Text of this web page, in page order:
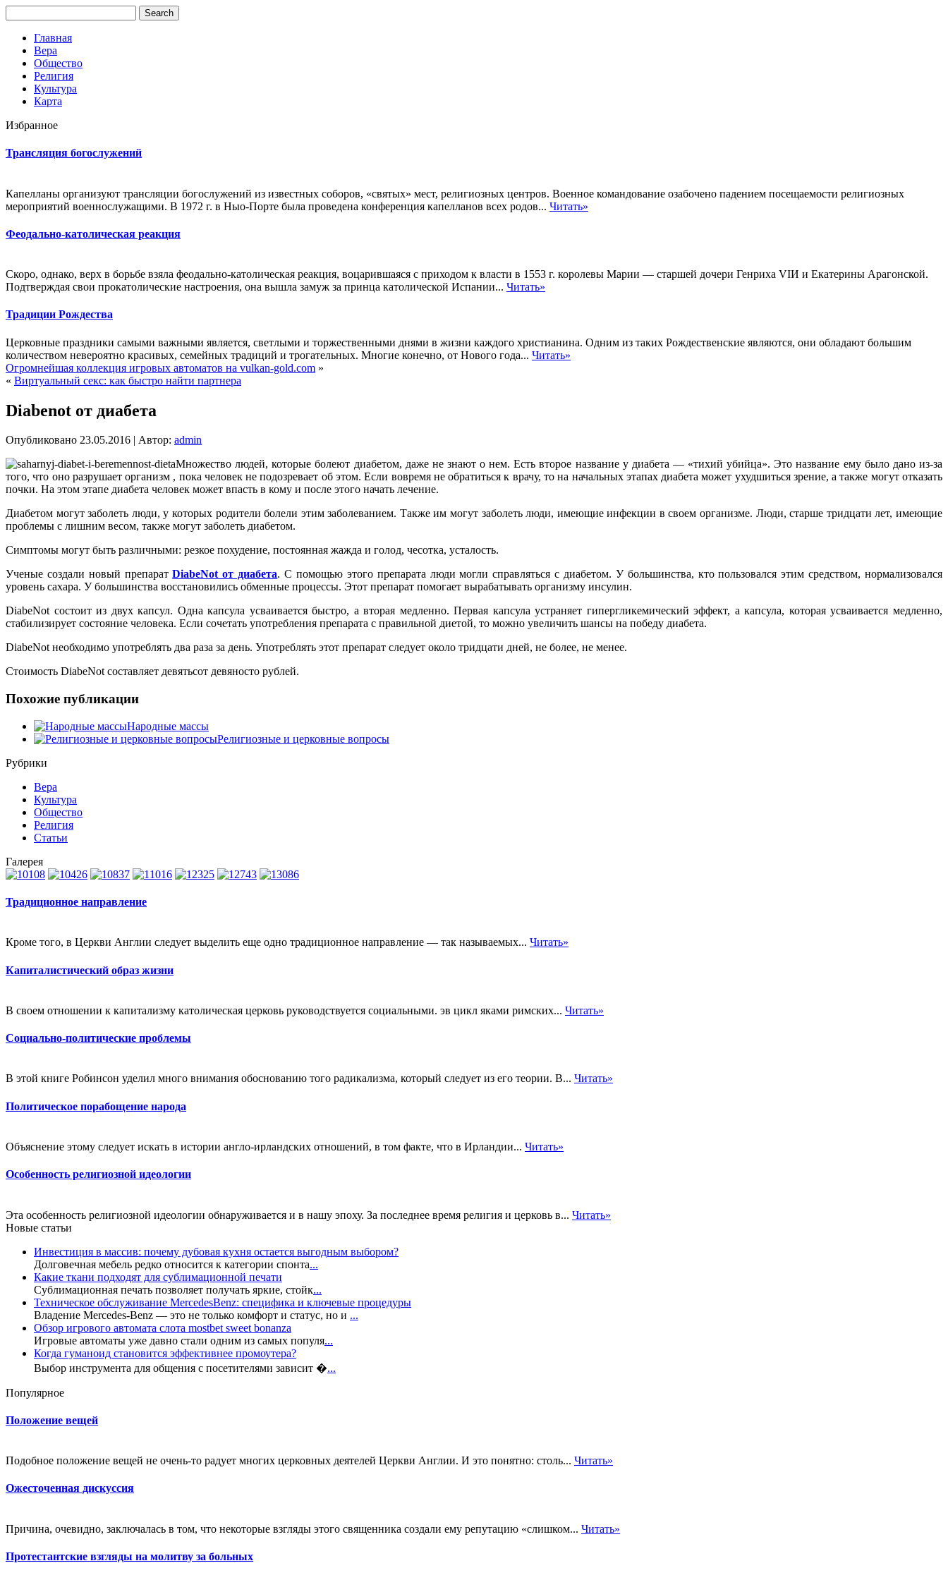
Главная
Вера
Общество
Религия
Культура
Карта
Избранное
Трансляция богослужений
Капелланы организуют трансляции богослужений из известных соборов, «святых» мест, религиозных центров. Военное командование озабочено падением посещаемости религиозных
мероприятий военнослужащими. В 1972 г. в Ныо-Порте была проведена конференция капелланов всех родов... Читать»
Феодально-католическая реакция
Скоро, однако, верх в борьбе взяла феодально-католическая реакция, воцарившаяся с приходом к власти в 1553 г. королевы Марии — старшей дочери Генриха VIИ и Екатерины Арагонской.
Подтверждая свои прокатолические настроения, она вышла замуж за принца католической Испании... Читать»
Традиции Рождества
Церковные праздники самыми важными является, светлыми и торжественными днями в жизни каждого христианина. Одним из таких Рождественские являются, они обладают большим
количеством невероятно красивых, семейных традиций и трогательных. Многие конечно, от Нового года... Читать»
Огромнейшая коллекция игровых автоматов на vulkan-gold.com »
« Виртуальный секс: как быстро найти партнера
Diabenot от диабета
Опубликовано 23.05.2016 | Автор: admin
Множество людей, которые болеют диабетом, даже не знают о нем. Есть второе название у диабета — «тихий убийца». Это название ему было дано из-за
того, что оно разрушает организм , пока человек не подозревает об этом. Если вовремя не обратиться к врачу, то на начальных этапах диабета может ухудшиться зрение, а также могут отказать
почки. На этом этапе диабета человек может впасть в кому и после этого начать лечение.
Диабетом могут заболеть люди, у которых родители болели этим заболеванием. Также им могут заболеть люди, имеющие инфекции в своем организме. Люди, старше тридцати лет, имеющие
проблемы с лишним весом, также могут заболеть диабетом.
Симптомы могут быть различными: резкое похудение, постоянная жажда и голод, чесотка, усталость.
Ученые создали новый препаратDiabeNot от диабета. С помощью этого препарата люди могли справляться с диабетом. У большинства, кто пользовался этим средством, нормализовался
уровень сахара. У большинства восстановились обменные процессы. Этот препарат помогает вырабатывать организму инсулин.
DiabeNot состоит из двух капсул. Одна капсула усваивается быстро, а вторая медленно. Первая капсула устраняет гипергликемический эффект, а капсула, которая усваивается медленно,
стабилизирует состояние человека. Если сочетать употребления препарата с правильной диетой, то можно увеличить шансы на победу диабета.
DiabeNot необходимо употреблять два раза за день. Употреблять этот препарат следует около тридцати дней, не более, не менее.
Стоимость DiabeNot составляет девятьсот девяносто рублей.
Похожие публикации
Народные массы
Религиозные и церковные вопросы
Рубрики
Вера
Культура
Общество
Религия
Статьи
Галерея
Традиционное направление
Кроме того, в Церкви Англии следует выделить еще одно традиционное направление — так называемых... Читать»
Капиталистический образ жизни
В своем отношении к капитализму католическая церковь руководствуется социальными. эв цикл яками римских... Читать»
Социально-политические проблемы
В этой книге Робинсон уделил много внимания обоснованию того радикализма, который следует из его теории. В... Читать»
Политическое порабощение народа
Объяснение этому следует искать в истории англо-ирландских отношений, в том факте, что в Ирландии... Читать»
Особенность религиозной идеологии
Эта особенность религиозной идеологии обнаруживается и в нашу эпоху. За последнее время религия и церковь в... Читать»
Новые статьи
Инвестиция в массив: почему дубовая кухня остается выгодным выбором?
Долговечная мебель редко относится к категории спонта...
Какие ткани подходят для сублимационной печати
Сублимационная печать позволяет получать яркие, стойк...
Техническое обслуживание MercedesBenz: специфика и ключевые процедуры
Владение Mercedes-Benz — это не только комфорт и статус, но и ...
Обзор игрового автомата слота mostbet sweet bonanza
Игровые автоматы уже давно стали одним из самых популя...
Когда гуманоид становится эффективнее промоутера?
Выбор инструмента для общения с посетителями зависит �...
Популярное
Положение вещей
Подобное положение вещей не очень-то радует многих церковных деятелей Церкви Англии. И это понятно: столь... Читать»
Ожесточенная дискуссия
Причина, очевидно, заключалась в том, что некоторые взгляды этого священника создали ему репутацию «слишком... Читать»
Протестантские взгляды на молитву за больных